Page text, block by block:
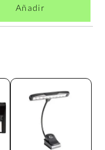
Añadir